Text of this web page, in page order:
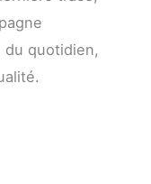
quotidien,